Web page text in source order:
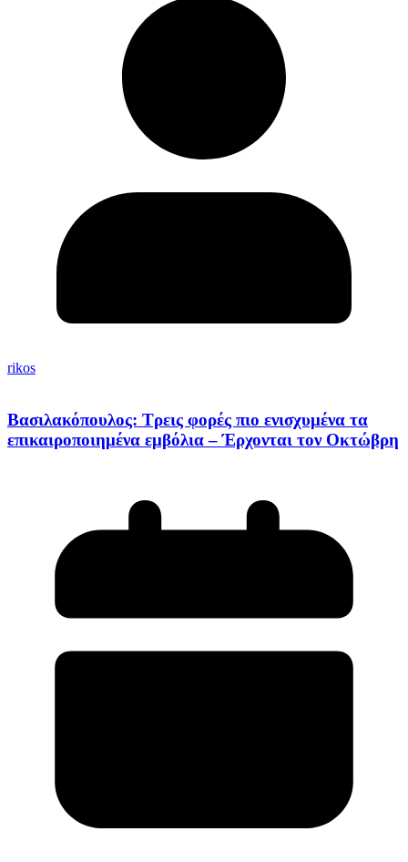
rikos
Βασιλακόπουλος: Τρεις φορές πιο ενισχυμένα τα
επικαιροποιημένα εμβόλια – Έρχονται τον Οκτώβρη